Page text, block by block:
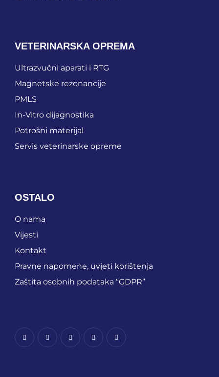
VETERINARSKA OPREMA
Ultrazvučni aparati i RTG
Magnetske rezonancije
PMLS
In-Vitro dijagnostika
Potrošni materijal
Servis veterinarske opreme
OSTALO
O nama
Vijesti
Kontakt
Pravne napomene, uvjeti korištenja
Zaštita osobnih podataka “GDPR”